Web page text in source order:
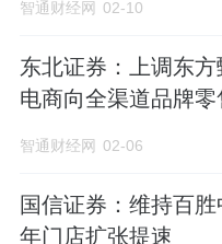
智通财经网 02-10
东北证券：上调东方
电商向全渠道品牌
智通财经网 02-06
国信证券：维持百
年门店扩张提速